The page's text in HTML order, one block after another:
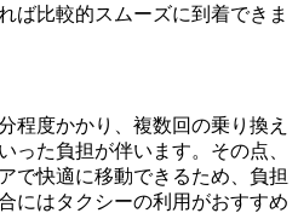
ば比較的スムーズに到着できま
程度かかり、複数回の乗り換え
った負担が伴います。その点、
で快適に移動できるため、負担
にはタクシーの利用がおすすめ